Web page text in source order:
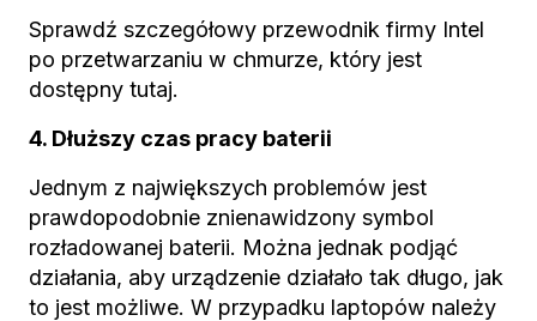
Sprawdź szczegółowy przewodnik firmy Intel
po przetwarzaniu w chmurze, który jest
dostępny tutaj.
4. Dłuższy czas pracy baterii
Jednym z największych problemów jest
prawdopodobnie znienawidzony symbol
rozładowanej baterii. Można jednak podjąć
działania, aby urządzenie działało tak długo, jak
to jest możliwe. W przypadku laptopów należy